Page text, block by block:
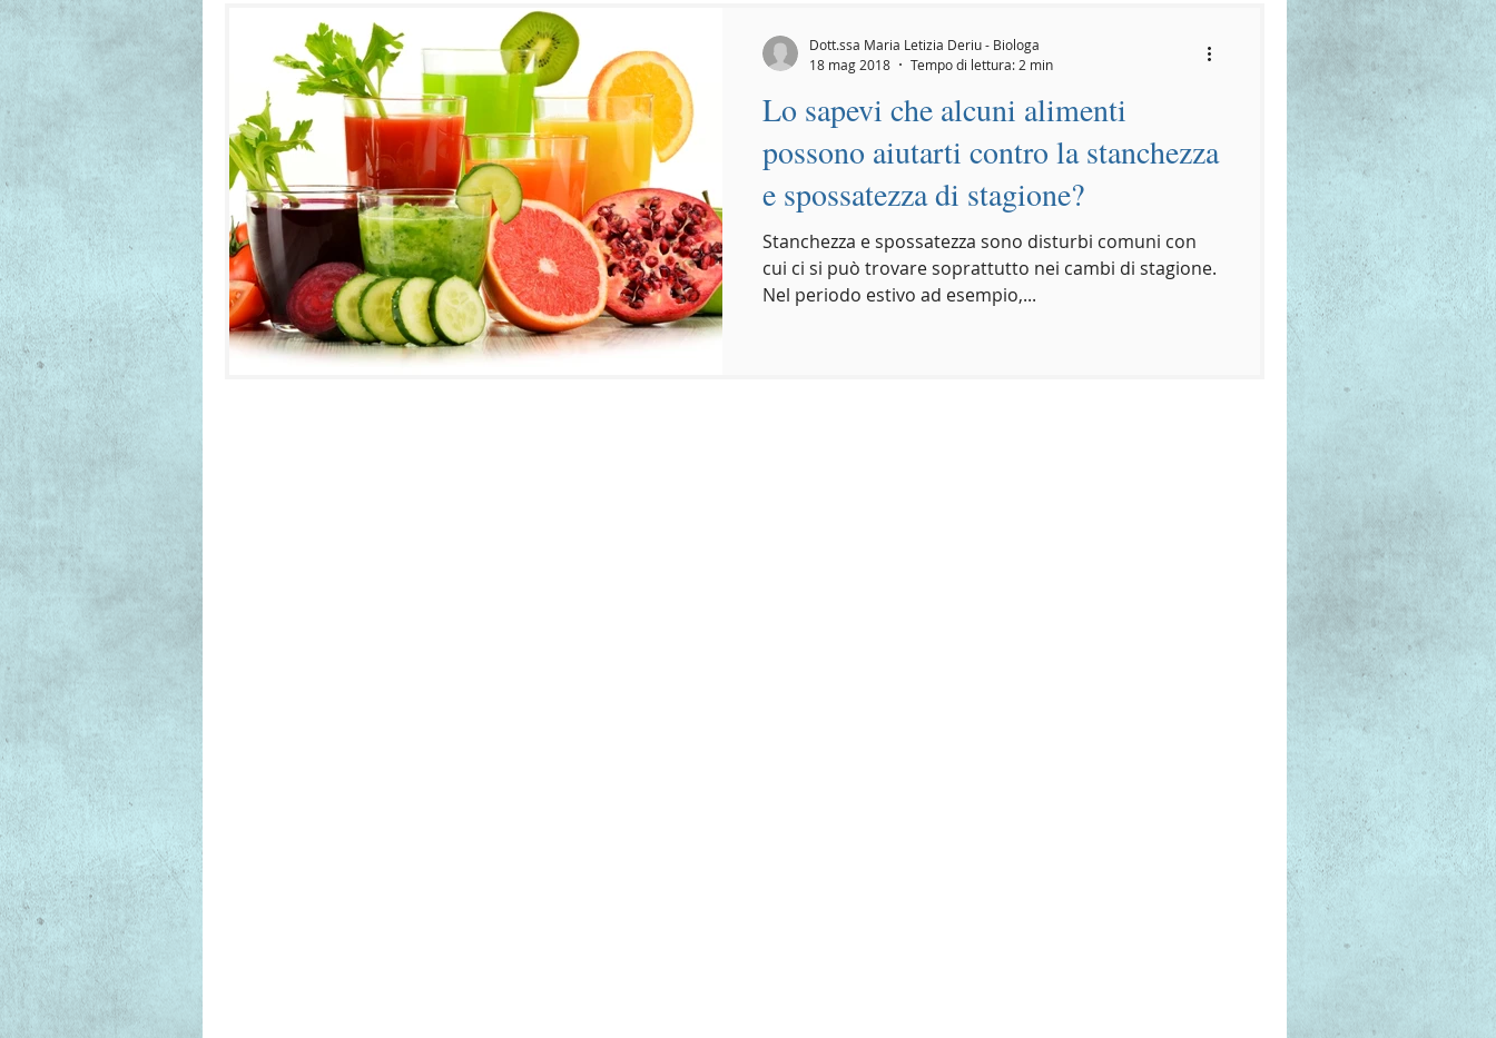
Lo sapevi che alcuni alimenti
possono aiutarti contro la stanchezza
e spossatezza di stagione?
Stanchezza e spossatezza sono disturbi comuni con
cui ci si può trovare soprattutto nei cambi di stagione.
Nel periodo estivo ad esempio,...
Dott.ssa Maria Letizia Deriu - Biologa
18 mag 2018
Tempo di lettura: 2 min